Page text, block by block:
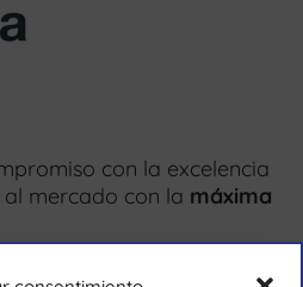
con la excelencia
mercado con la máxima